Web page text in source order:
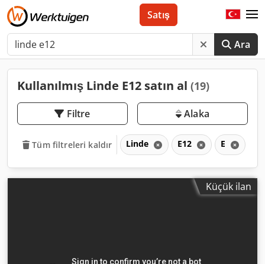
Ara
Satış
Kullanılmış Linde E12 satın al (19)
Filtre Alaka
Tüm filtreleri kaldır Linde E12 E
Küçük ilan